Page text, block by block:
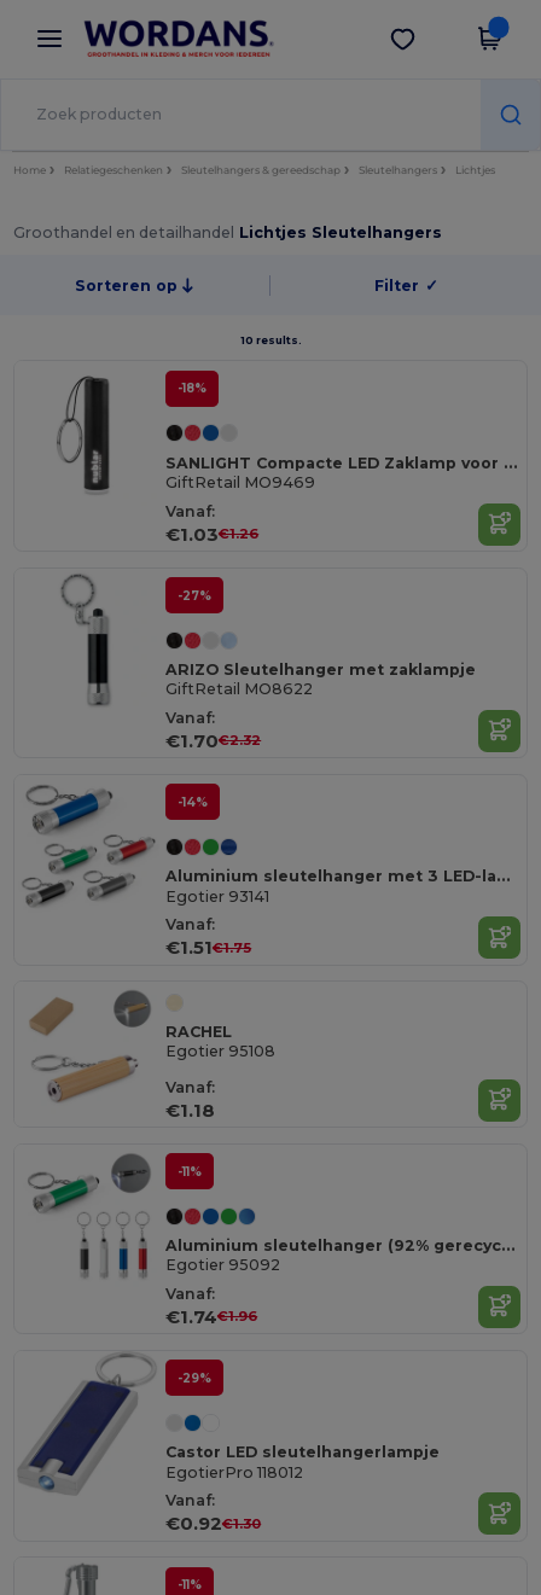
× Wordans-app
Betere prijzen in de app!
Download app
Home Relatiegeschenken Sleutelhangers & gereedschap Sleutelhangers Lichtjes
Groothandel en detailhandel Lichtjes Sleutelhangers
Sorteren op Filter ✓
10 results.
-18%
SANLIGHT Compacte LED Zaklamp voor Noodgevallen en Outdoor
GiftRetail MO9469
Vanaf:
€1.03€1.26
-27%
ARIZO Sleutelhanger met zaklampje
GiftRetail MO8622
Vanaf:
€1.70€2.32
-14%
Aluminium sleutelhanger met 3 LED-lampjes
Egotier 93141
Vanaf:
€1.51€1.75
RACHEL
Egotier 95108
Vanaf:
€1.18
-11%
Aluminium sleutelhanger (92% gerecycled) met LED-zaklamp met 3 lampjes
Egotier 95092
Vanaf:
€1.74€1.96
-29%
Castor LED sleutelhangerlampje
EgotierPro 118012
Vanaf:
€0.92€1.30
-11%